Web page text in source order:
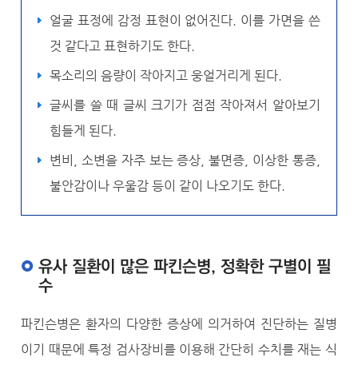
얼굴 표정에 감정 표현이 없어진다. 이를 가면을 쓴
것 같다고 표현하기도 한다.
목소리의 음량이 작아지고 웅얼거리게 된다.
글씨를 쓸 때 글씨 크기가 점점 작아져서 알아보기
힘들게 된다.
변비, 소변을 자주 보는 증상, 불면증, 이상한 통증,
불안감이나 우울감 등이 같이 나오기도 한다.
유사 질환이 많은 파킨슨병, 정확한 구별이 필
수
파킨슨병은 환자의 다양한 증상에 의거하여 진단하는 질병
이기 때문에 특정 검사장비를 이용해 간단히 수치를 재는 식